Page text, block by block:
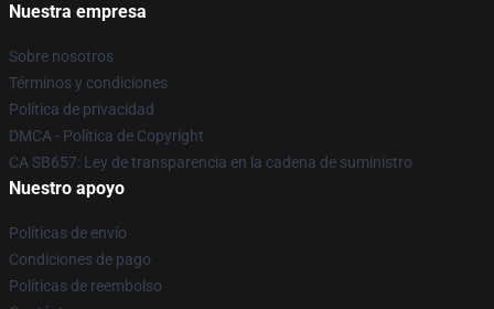
Nuestra empresa
Sobre nosotros
Términos y condiciones
Política de privacidad
DMCA - Política de Copyright
CA SB657: Ley de transparencia en la cadena de suministro
Nuestro apoyo
Políticas de envío
Condiciones de pago
Políticas de reembolso